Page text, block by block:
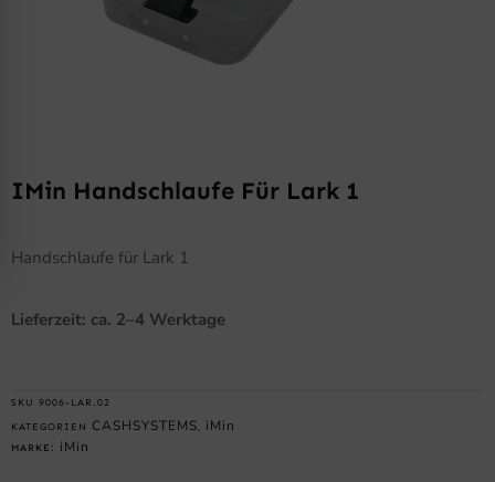
IMin Handschlaufe Für Lark 1
Handschlaufe für Lark 1
Lieferzeit: ca. 2–4 Werktage
SKU 9006-LAR.02
KATEGORIEN CASHSYSTEMS , iMin
MARKE: iMin